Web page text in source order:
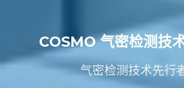
COSMO 气密检测技
气密检测技术先行